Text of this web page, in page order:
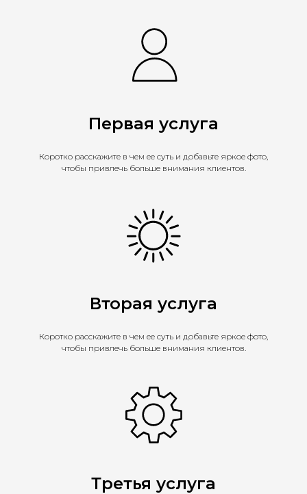
Первая услуга
Коротко расскажите в чем ее суть и добавьте яркое фото,
чтобы привлечь больше внимания клиентов.
Вторая услуга
Коротко расскажите в чем ее суть и добавьте яркое фото,
чтобы привлечь больше внимания клиентов.
Третья услуга